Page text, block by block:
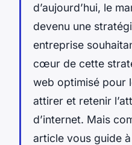
d’aujourd’hui, le
devenu une
entreprise
cœur de cette
web optimisé pour
attirer et retenir
d’internet. Mais
article vous guide